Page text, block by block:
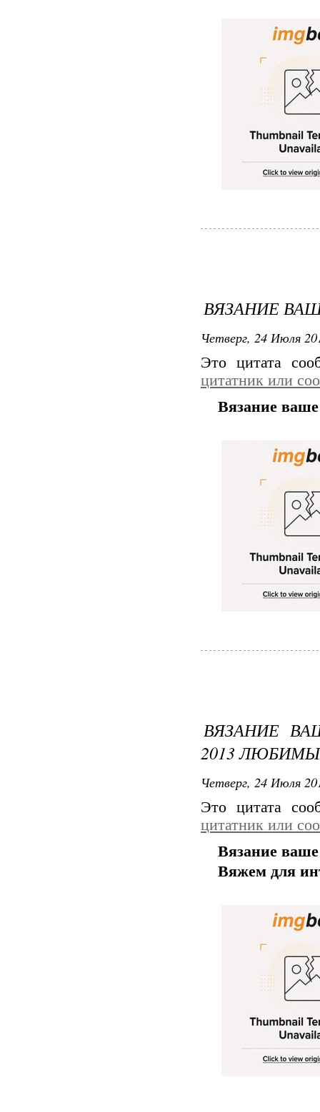
ВЯЗАНИЕ
Четверг, 24 Июля
Это цитата
цитатник или
Вязание
ВЯЗАНИЕ
2013
Четверг, 24 Июля
Это цитата
цитатник или
Вязание
Вяжем для